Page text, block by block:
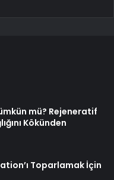
mü? Rejeneratif
Kökünden
Toparlamak İçin